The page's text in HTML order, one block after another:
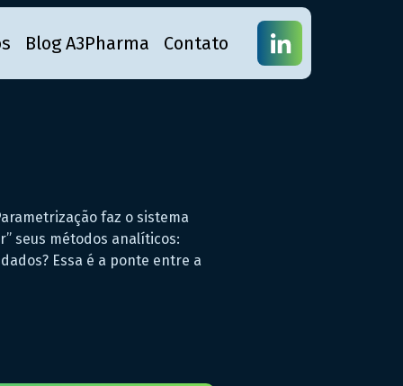
Blog A3Pharma Contato
faz o sistema
seus métodos analíticos:
Essa é a ponte entre a